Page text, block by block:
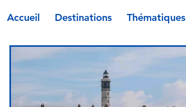
Accueil Destinations Thématiques